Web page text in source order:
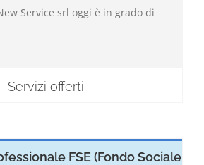
Service srl oggi è in grado di
Servizi offerti
FSE (Fondo Sociale